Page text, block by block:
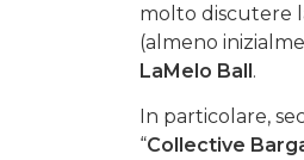
molto discutere
(almeno
LaMelo Ball.
In particolare,
“Collective